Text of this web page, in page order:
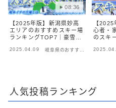
08:36
【2025年版】新潟県妙高
エリアのおすすめスキー場
ランキングTOP7｜豪雪と
較
2025.04.09
岐阜県のおすすめ
【
心者・
のスキ
ゲレン
人気投稿ランキング